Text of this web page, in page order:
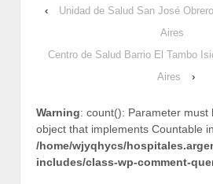
‹
Unidad de Salud San José
Aires
Centro de Salud Barrio El Tambo
Aires
›
Warning: count(): Parameter must
object that implements Countable in
/home/wjyqhycs/
includes/class-wp-comment-